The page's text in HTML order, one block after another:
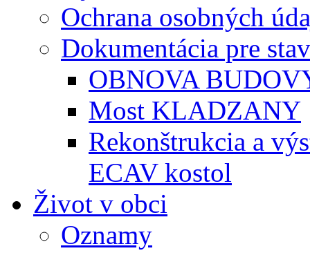
Ochrana osobných
Dokumentácia pre
OBNOVA
Most KLADZANY
Rekonštrukcia a
ECAV kostol
Život v obci
Oznamy